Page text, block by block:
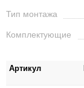
Тип монтажа
Комплектующие
Артикул